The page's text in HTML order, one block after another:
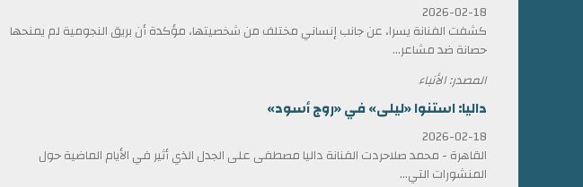
2026-02-18
كشفت الفنانة يسرا، عن جانب إنساني مختلف من شخصيتها، مؤكدة أن بريق النجومية لم يمنحها
حصانة ضد مشاعر...
المصدر: الأنباء
داليا: استنوا «ليلى» في «روج أسود»
2026-02-18
القاهرة - محمد صلاحردت الفنانة داليا مصطفى على الجدل الذي أثير في الأيام الماضية حول
المنشورات التي...